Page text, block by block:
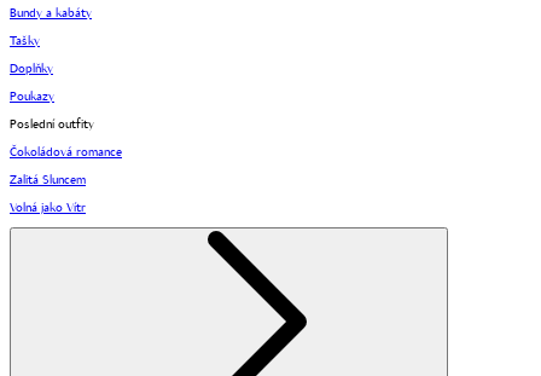
Bundy a kabáty
Tašky
Doplňky
Poukazy
Poslední outfity
Čokoládová romance
Zalitá Sluncem
Volná jako Vítr